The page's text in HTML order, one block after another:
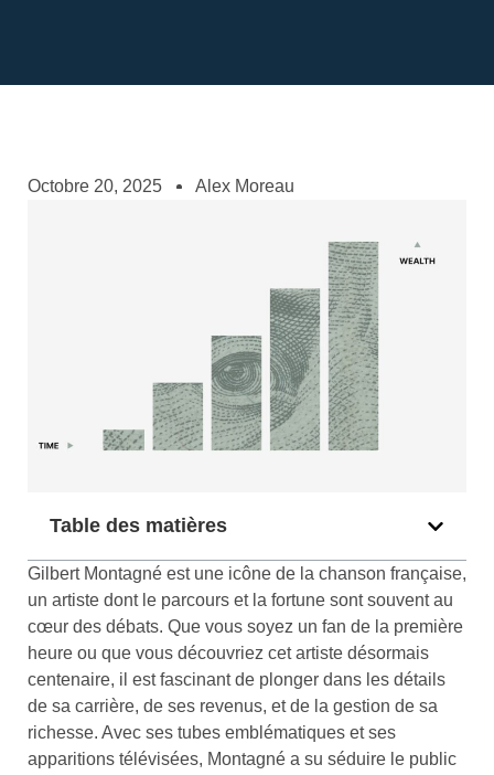
Octobre 20, 2025 Alex Moreau
Table des matières
Gilbert Montagné est une icône de la chanson française,
un artiste dont le parcours et la fortune sont souvent au
cœur des débats. Que vous soyez un fan de la première
heure ou que vous découvriez cet artiste désormais
centenaire, il est fascinant de plonger dans les détails
de sa carrière, de ses revenus, et de la gestion de sa
richesse. Avec ses tubes emblématiques et ses
apparitions télévisées, Montagné a su séduire le public